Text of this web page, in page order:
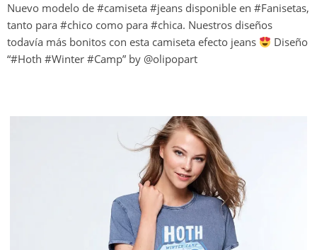
Nuevo modelo de #camiseta #jeans disponible en #Fanisetas,
tanto para #chico como para #chica. Nuestros diseños
todavía más bonitos con esta camiseta efecto jeans
Diseño
“#Hoth #Winter #Camp” by @olipopart